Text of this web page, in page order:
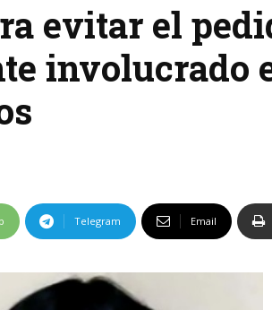
evitar el
involucrado
Telegram Email